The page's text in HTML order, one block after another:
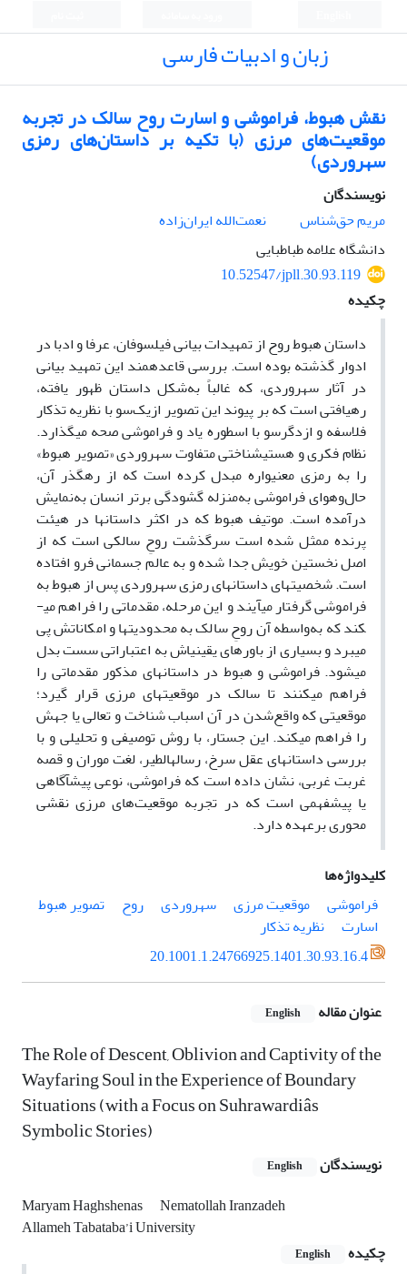
زبان و ادبیات فارسی
نقش هبوط، فراموشی و اسارت روح سالک در تجربه
موقعیت‌های مرزی (با تکیه بر داستان‌های رمزی
سهروردی)
نویسندگان
مریم حق‌شناس
نعمت‌الله ایران‌زاده
دانشگاه علامه طباطبایی
10.52547/jpll.30.93.119
چکیده
داستان هبوط روح از تمهیدات بیانی فیلسوفان، عرفا و ادبا در
ادوار گذشته بوده است. بررسی قاعده­مند این تمهید ­­بیانی
در آثار سهروردی، که غالباً به‌شکل داستان ظهور یافته،
رهیافتی است که بر پیوند این تصویر ازیک‌سو با نظریه تذکار
فلاسفه و ازدگرسو با اسطوره یاد و فراموشی صحه می­گذارد.
نظام فکری و هستی­شناختی متفاوت سهروردی «تصویر هبوط»
را به رمزی معنی­واره مبدل کرده است که از رهگذر آن،
حال‌وهوای فراموشی به‌منزله گشودگی برتر انسان به‌نمایش
درآمده است. موتیف هبوط که در اکثر داستان­ها در هیئت
پرنده ممثل شده است سرگذشت روحِ سالکی است که از
اصل نخستین خویش جدا شده و به عالم جسمانی فرو افتاده
است. شخصیت­های داستان­های رمزی سهروردی پس از هبوط به
فراموشی گرفتار می­آیند و این مرحله، مقدماتی را فراهم می­
کند که به‌واسطه آن روحِ سالک به محدودیت­ها و امکاناتش پی
می­برد و بسیاری از باورهای یقینی­اش به اعتباراتی سست بدل
می­شود. فراموشی و هبوط در داستان­های مذکور مقدماتی را
فراهم می­کنند تا سالک در موقعیت­های مرزی قرار ­گیرد؛
موقعیتی که واقع‌شدن در آن اسباب شناخت و تعالی یا جهش
را فراهم می­کند. این جستار، با روش توصیفی و تحلیلی و با
بررسی داستان­های عقل سرخ، رساله­الطیر، لغت موران و قصه
غربت غربی، نشان داده است که فراموشی، نوعی پیش­آگاهی
یا پیش­فهمی است که در تجربه موقعیت‌های مرزی نقشی
محوری برعهده دارد.
کلیدواژه‌ها
فراموشی
موقعیت مرزی سهروردی روح
تصویر هبوط
اسارت
نظریه تذکار
20.1001.1.24766925.1401.30.93.16.4
عنوان مقاله English
The Role of Descent, Oblivion and Captivity of the
Wayfaring Soul in the Experience of Boundary
Situations (with a Focus on Suhrawardiâs
Symbolic Stories)
نویسندگان English
Maryam Haghshenas
Nematollah Iranzadeh
Allameh Tabataba’i University
چکیده
English